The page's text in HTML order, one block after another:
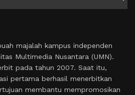
majalah kampus independen
Multimedia Nusantara (UMN).
pada tahun 2007. Saat itu,
pertama berhasil menerbitkan
membantu mempromosikan